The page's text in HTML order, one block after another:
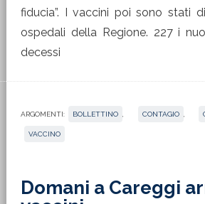
fiducia”. I vaccini poi sono stati
ospedali della Regione. 227 i
decessi
ARGOMENTI: BOLLETTINO CONTAGIO
VACCINO
Domani a Careggi